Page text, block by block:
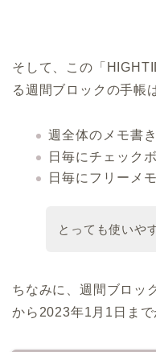
そして、この「
る週間ブロックの手帳
週全体のメモ書
日毎にチェック
日毎にフリーメ
とっても使いや
ちなみに、週間ブロッ
から2023年1月1日まで